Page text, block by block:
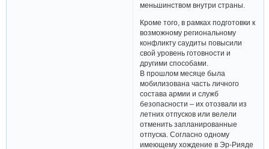
меньшинством внутри страны.
Кроме того, в рамках подготовки к
возможному региональному
конфликту саудиты повысили
свой уровень готовности и
другими способами.
В прошлом месяце была
мобилизована часть личного
состава армии и служб
безопасности – их отозвали из
летних отпусков или велели
отменить запланированные
отпуска. Согласно одному
имеющему хождение в Эр-Рияде